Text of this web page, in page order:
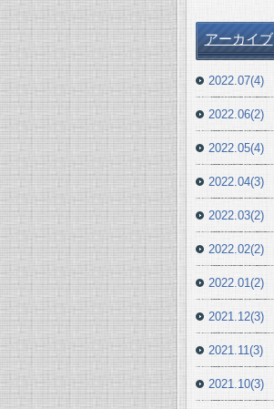
アーカイブ
2022.07(4)
2022.06(2)
2022.05(4)
2022.04(3)
2022.03(2)
2022.02(2)
2022.01(2)
2021.12(3)
2021.11(3)
2021.10(3)